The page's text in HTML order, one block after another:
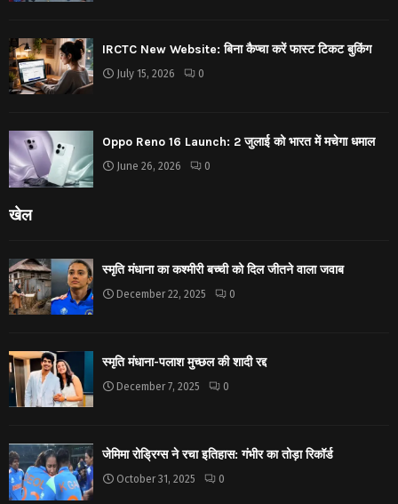
IRCTC New Website: बिना कैप्चा करें फास्ट टिकट बुकिंग
July 15, 2026 0
Oppo Reno 16 Launch: 2 जुलाई को भारत में मचेगा धमाल
June 26, 2026 0
खेल
स्मृति मंधाना का कश्मीरी बच्ची को दिल जीतने वाला जवाब
December 22, 2025 0
स्मृति मंधाना-पलाश मुच्छल की शादी रद्द
December 7, 2025 0
जेमिमा रोड्रिग्स ने रचा इतिहास: गंभीर का तोड़ा रिकॉर्ड
October 31, 2025 0